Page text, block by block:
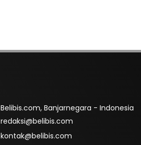
Belibis.com, Banjarnegara - Indonesia
redaksi@belibis.com
kontak@belibis.com